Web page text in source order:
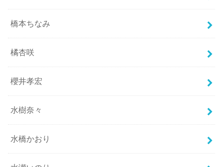
橋本ちなみ
橘杏咲
櫻井孝宏
水樹奈々
水橋かおり